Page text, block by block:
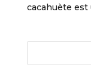
cacahuète est